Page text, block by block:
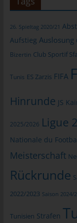
26. Spieltag 2020/21
Aufstieg Auslosung
Bizertin Club Sportif
Tunis ES Zarzis FIFA
Hinrunde JS
2025/2026 Ligue 2
Nationale du
Meisterschaft
Rückrunde
2022/2023 Saison 2024/
Tunisien Strafen
allgemeinen Daten
verwendeten
zugreifenden
Internetseite, von
Unterwebseiten,
unserer
die Uhrzeit eines
Protokoll-Adresse
Daten und
Angriffen auf unsere
ziehen wird keine
Inhalte unserer
unserer
optimieren, (3) die